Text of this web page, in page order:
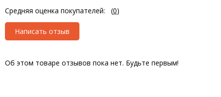
Средняя оценка покупателей: (0)
Написать отзыв
Об этом товаре отзывов пока нет. Будьте первым!